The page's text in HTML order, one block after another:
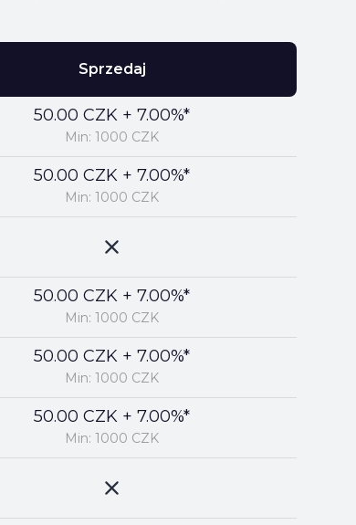
Sprzedaj
50.00 CZK + 7.00%*
Min: 1000 CZK
50.00 CZK + 7.00%*
Min: 1000 CZK
50.00 CZK + 7.00%*
Min: 1000 CZK
50.00 CZK + 7.00%*
Min: 1000 CZK
50.00 CZK + 7.00%*
Min: 1000 CZK